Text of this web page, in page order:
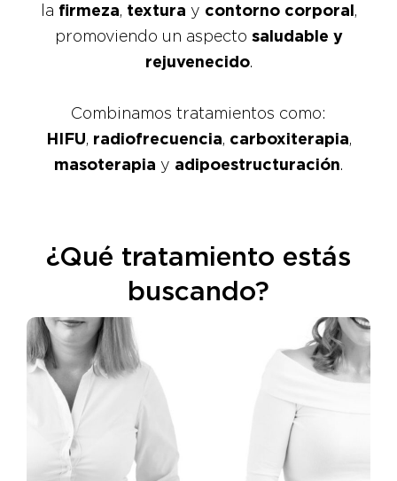
la firmeza, textura y contorno corporal,
promoviendo un aspecto saludable y
rejuvenecido.
Combinamos tratamientos como:
HIFU, radiofrecuencia, carboxiterapia,
masoterapia y adipoestructuración.
¿Qué tratamiento estás
buscando?